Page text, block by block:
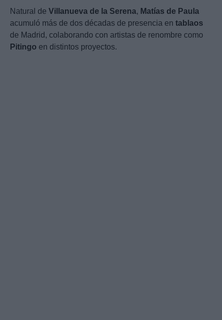
Natural de Villanueva de la Serena, Matías de Paula
acumuló más de dos décadas de presencia en tablaos
de Madrid, colaborando con artistas de renombre como
Pitingo en distintos proyectos.